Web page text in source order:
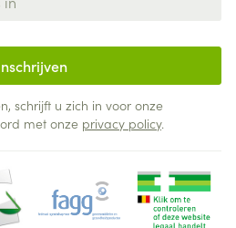
schrijft u zich in voor onze
met onze privacy policy.